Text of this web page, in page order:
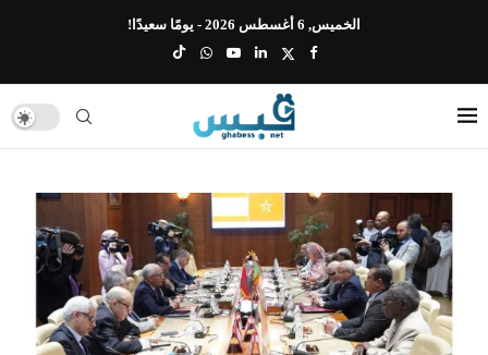
الخميس, 6 أغسطس 2026 - يومًا سعيدًا!